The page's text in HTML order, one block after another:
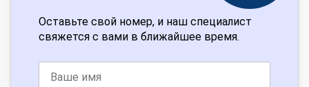
Оставьте свой номер, и наш специалист
свяжется с вами в ближайшее время.